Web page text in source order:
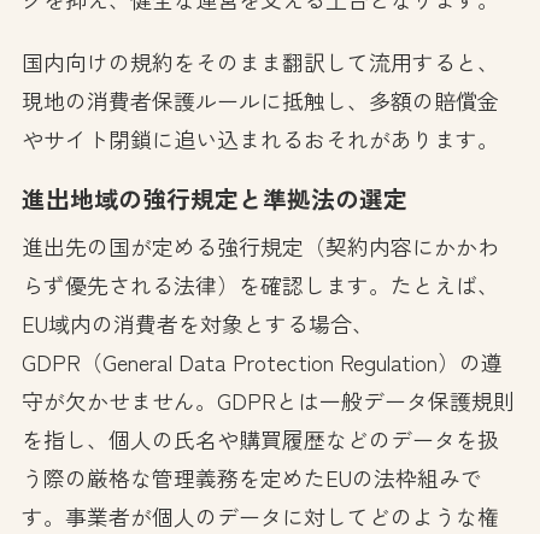
国内向けの規約をそのまま翻訳して流用すると、
現地の消費者保護ルールに抵触し、多額の賠償金
やサイト閉鎖に追い込まれるおそれがあります。
進出地域の強行規定と準拠法の選定
進出先の国が定める強行規定（契約内容にかかわ
らず優先される法律）を確認します。たとえば、
EU域内の消費者を対象とする場合、
GDPR（General Data Protection Regulation）の遵
守が欠かせません。GDPRとは一般データ保護規則
を指し、個人の氏名や購買履歴などのデータを扱
う際の厳格な管理義務を定めたEUの法枠組みで
す。事業者が個人のデータに対してどのような権